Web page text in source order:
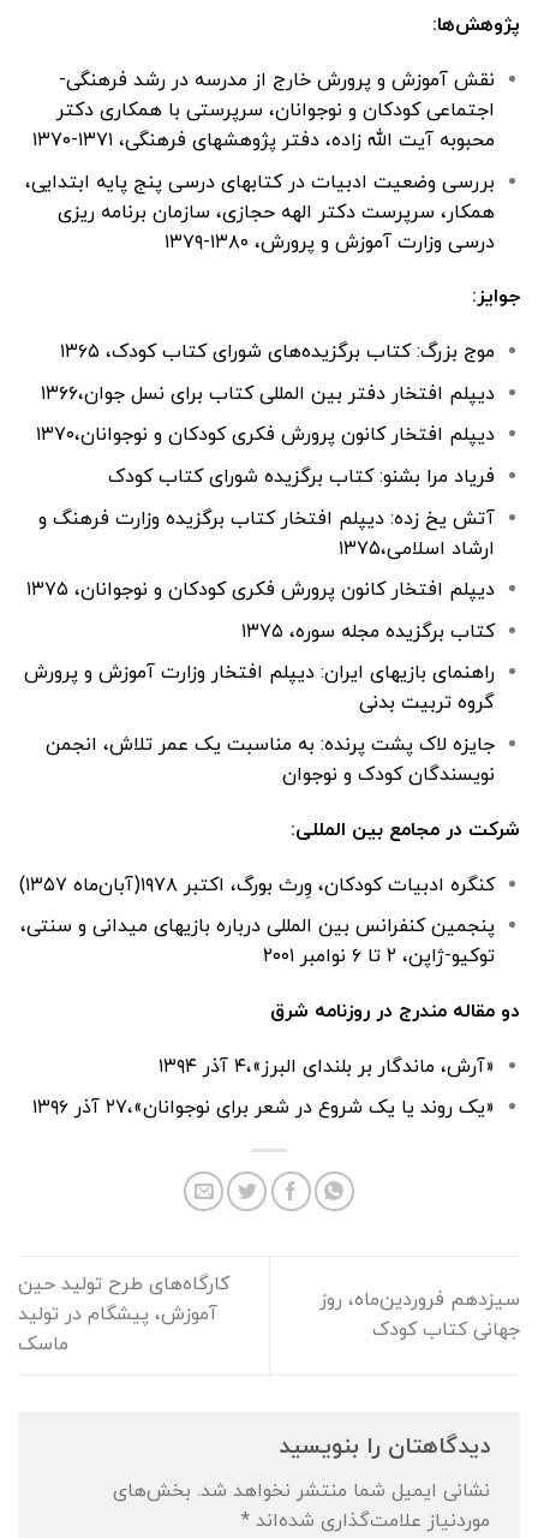
پژوهش‌ها:
نقش آموزش و پرورش خارج از مدرسه در رشد فرهنگی-
اجتماعی کودکان و نوجوانان، سرپرستی با همکاری دکتر
محبوبه آیت الله زاده، دفتر پژوهشهای فرهنگی، ۱۳۷۱-۱۳۷۰
بررسی وضعیت ادبیات در کتابهای درسی پنج پایه ابتدایی،
همکار، سرپرست دکتر الهه حجازی، سازمان برنامه ریزی
درسی وزارت آموزش و پرورش، ۱۳۸۰-۱۳۷۹
جوایز:
موج بزرگ: کتاب برگزیده‌های شورای کتاب کودک، ۱۳۶۵
دیپلم افتخار دفتر بین المللی کتاب برای نسل جوان،۱۳۶۶
دیپلم افتخار کانون پرورش فکری کودکان و نوجوانان،۱۳۷۰
فریاد مرا بشنو: کتاب برگزیده شورای کتاب کودک
آتش یخ زده: دیپلم افتخار کتاب برگزیده وزارت فرهنگ و
ارشاد اسلامی،۱۳۷۵
دیپلم افتخار کانون پرورش فکری کودکان و نوجوانان، ۱۳۷۵
کتاب برگزیده مجله سوره، ۱۳۷۵
راهنمای بازیهای ایران: دیپلم افتخار وزارت آموزش و پرورش
گروه تربیت بدنی
جایزه لاک پشت پرنده: به مناسبت یک عمر تلاش، انجمن
نویسندگان کودک و نوجوان
شرکت در مجامع بین المللی:
کنگره ادبیات کودکان، وِرث بورگ، اکتبر ۱۹۷۸(آبان‌ماه ۱۳۵۷)
پنجمین کنفرانس بین المللی درباره بازیهای میدانی و سنتی،
توکیو-ژاپن، ۲ تا ۶ نوامبر ۲۰۰۱
دو مقاله مندرج در روزنامه شرق
«آرش، ماندگار بر بلندای البرز»،۴ آذر ۱۳۹۴
«یک روند یا یک شروع در شعر برای نوجوانان»،۲۷ آذر ۱۳۹۶
سیزدهم فروردین‌ماه، روز
جهانی کتاب کودک
کارگاه‌های طرح تولید حین
آموزش، پیشگام در تولید
ماسک
دیدگاهتان را بنویسید
نشانی ایمیل شما منتشر نخواهد شد. بخش‌های
موردنیاز علامت‌گذاری شده‌اند *